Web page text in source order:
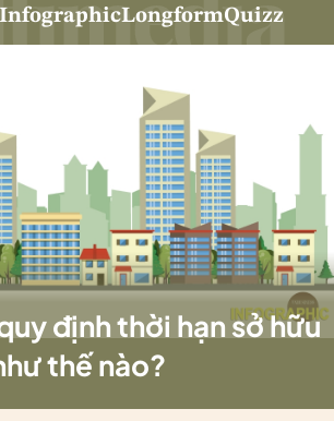
InfographicLongformQuizz
định thời hạn sở hữu
thế nào?